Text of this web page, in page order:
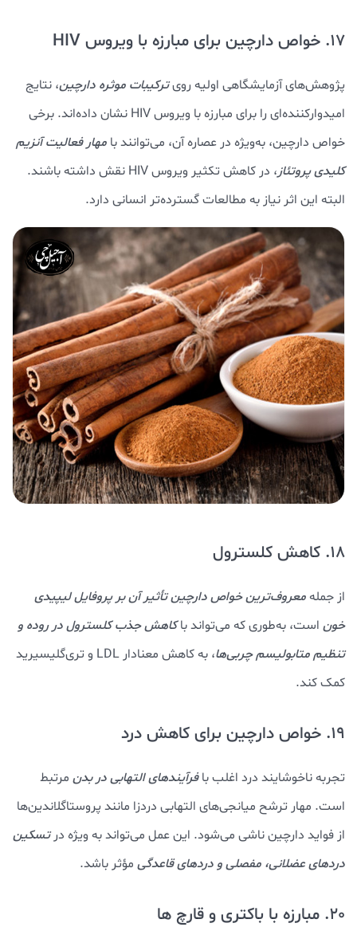
17. خواص دارچین برای مبارزه با ویروس HIV
پژوهش‌های آزمایشگاهی اولیه رویترکیبات موثره دارچین، نتایج
امیدوارکننده‌ای را برای مبارزه با ویروس HIV نشان داده‌اند. برخی
خواص دارچین، به‌ویژه در عصاره آن، می‌توانند با مهار فعالیت آنزیم
کلیدی پروتئاز
، در کاهش تکثیر ویروس HIV نقش داشته باشند.
البته این اثر نیاز به مطالعات گسترده‌تر انسانی دارد.
18. کاهش کلسترول
از جملهمعروف‌ترین خواص دارچین تأثیر آن بر پروفایل لیپیدی
خون است، به‌طوری که می‌تواند باکاهش جذب کلسترول در روده و
تنظیم متابولیسم چربی‌ها
، به کاهش معنادار LDL و تری‌گلیسیرید
کمک کند.
19. خواص دارچین برای کاهش درد
تجربه ناخوشایند درد اغلب بافرآیندهای التهابی در بدن مرتبط
است. مهار ترشح میانجی‌های التهابی دردزا مانند پروستاگلاندین‌ها
از فواید دارچین ناشی می‌شود. این عمل می‌تواند به ویژه درتسکین
دردهای عضلانی، مفصلی و دردهای قاعدگی مؤثر باشد.
20. مبارزه با باکتری و قارچ ها